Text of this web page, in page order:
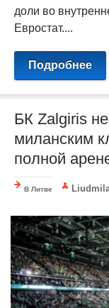
доли во
Евростат....
Подробнее
БК Zalgiris
миланским
полной
В Литве